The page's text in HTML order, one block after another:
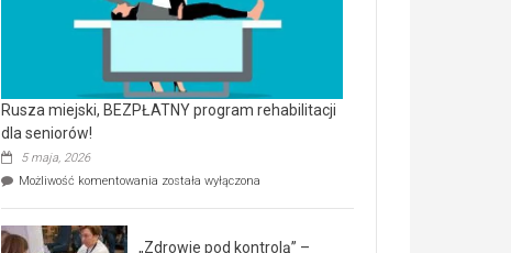
Rusza miejski, BEZPŁATNY program rehabilitacji
dla seniorów!
5 maja, 2026
Możliwość komentowania Rusza
została wyłączona
„Zdrowie pod kontrolą” –